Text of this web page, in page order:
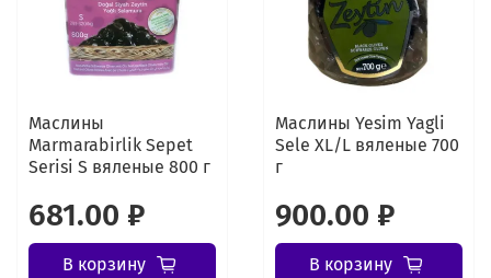
Маслины
Marmarabirlik Sepet
Serisi S вяленые 800 г
681.00 ₽
В корзину
Маслины Yesim Yagli
Sele XL/L вяленые 700
г
900.00 ₽
В корзину